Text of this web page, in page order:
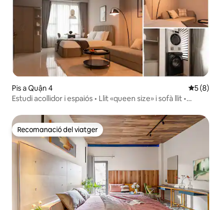
Pis a Quận 4 5 de
5 (8)
Estudi acollidor i espaiós • Llit «queen size» i sofà llit •
Recomanació del viatger
Recomanació del viatger